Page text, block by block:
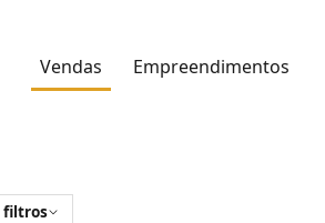
Vendas Empreendimentos
filtros